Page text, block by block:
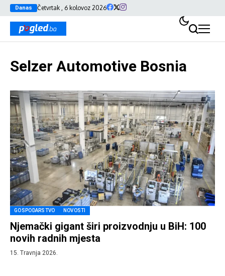
Danas Četvrtak , 6 kolovoz 2026
Selzer Automotive Bosnia
GOSPODARSTVO NOVOSTI
Njemački gigant širi proizvodnju u BiH: 100
novih radnih mjesta
15. Travnja 2026.